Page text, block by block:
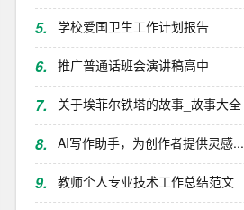
5. 学校爱国卫生工作计划报告
6. 推广普通话班会演讲稿高中
7. 关于埃菲尔铁塔的故事_故事大全
8. AI写作助手，为创作者提供灵感...
9. 教师个人专业技术工作总结范文